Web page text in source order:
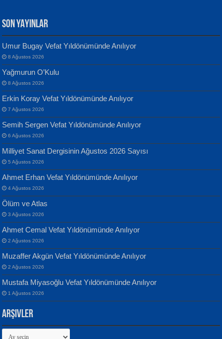
MUSTAFA KELOĞLU
Yarına İz Bırakmak...
ATİLLA ÖZEN
Sultan Olmadan Önce Eyüp...
EKREM KARABABA
Yaralı Şiir...
Yılmaz Ekinci
Geceye Söylenen...
Banu Sancak
Defterimden İçeri...
İsmail Aydos
İnkisar...
SON YAYINLAR
Umur Bugay Vefat Yıldönümünde Anılıyor
8 Ağustos 2026
Yağmurun O’Kulu
8 Ağustos 2026
Erkin Koray Vefat Yıldönümünde Anılıyor
7 Ağustos 2026
Semih Sergen Vefat Yıldönümünde Anılıyor
6 Ağustos 2026
Milliyet Sanat Dergisinin Ağustos 2026 Sayısı
5 Ağustos 2026
Ahmet Erhan Vefat Yıldönümünde Anılıyor
4 Ağustos 2026
Ölüm ve Atlas
3 Ağustos 2026
Ahmet Cemal Vefat Yıldönümünde Anılıyor
2 Ağustos 2026
Muzaffer Akgün Vefat Yıldönümünde Anılıyor
2 Ağustos 2026
Mustafa Miyasoğlu Vefat Yıldönümünde Anılıyor
1 Ağustos 2026
Arşivler
Arşivler